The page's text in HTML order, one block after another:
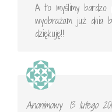
A to myślimy
wyobrażam już dnia
dziękuję!!
Anonimowy
13 lutego